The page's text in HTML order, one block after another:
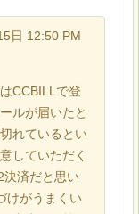
日 12:50 PM
CCBILLで登
ルが届いたと
れているとい
していただく
決済だと思い
けがうまくい